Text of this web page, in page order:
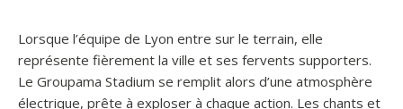
Lorsque l’équipe de Lyon entre sur le terrain, elle
représente fièrement la ville et ses fervents supporters.
Le Groupama Stadium se remplit alors d’une atmosphère
électrique, prête à exploser à chaque action. Les chants et